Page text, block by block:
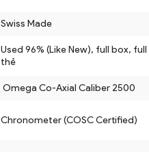
Swiss Made
Used 96% (Like New), full box, full
thẻ
Omega Co-Axial Caliber 2500
Chronometer (COSC Certified)